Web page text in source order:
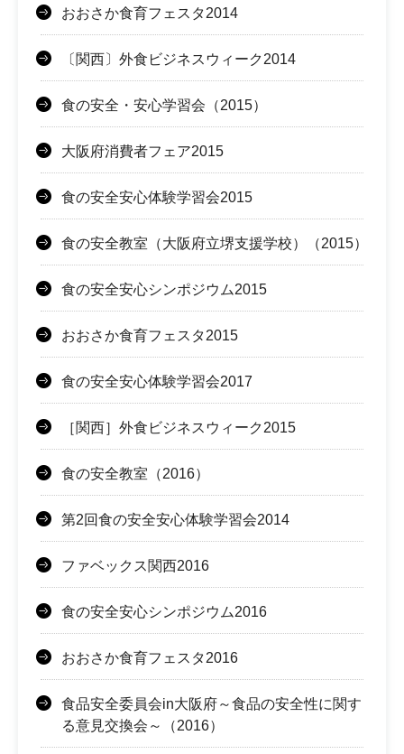
おおさか食育フェスタ2014
〔関西〕外食ビジネスウィーク2014
食の安全・安心学習会（2015）
大阪府消費者フェア2015
食の安全安心体験学習会2015
食の安全教室（大阪府立堺支援学校）（2015）
食の安全安心シンポジウム2015
おおさか食育フェスタ2015
食の安全安心体験学習会2017
［関西］外食ビジネスウィーク2015
食の安全教室（2016）
第2回食の安全安心体験学習会2014
ファベックス関西2016
食の安全安心シンポジウム2016
おおさか食育フェスタ2016
食品安全委員会in大阪府～食品の安全性に関す
る意見交換会～（2016）